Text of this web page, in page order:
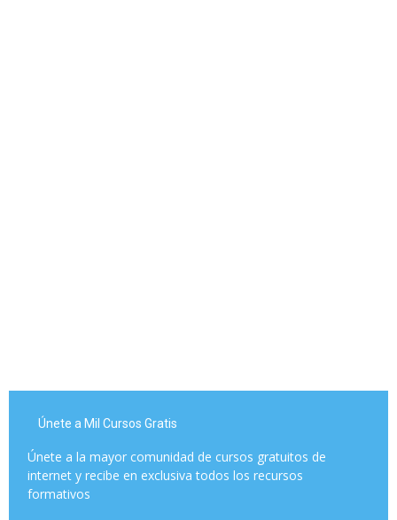
Únete a Mil Cursos Gratis
Únete a la mayor comunidad de cursos gratuitos de
internet y recibe en exclusiva todos los recursos
formativos